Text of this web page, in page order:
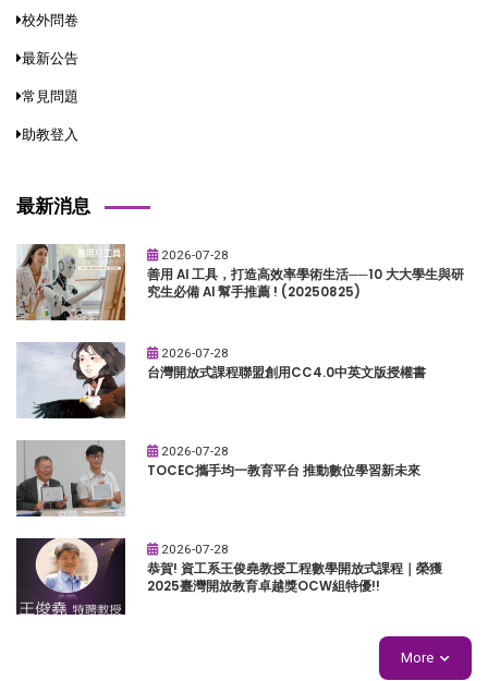
校外問卷
最新公告
常見問題
助教登入
最新消息
2026-07-28
善用 AI 工具，打造高效率學術生活──10 大大學生與研
究生必備 AI 幫手推薦 ! (20250825)
2026-07-28
台灣開放式課程聯盟創用CC4.0中英文版授權書
2026-07-28
TOCEC攜手均一教育平台 推動數位學習新未來
2026-07-28
恭賀! 資工系王俊堯教授工程數學開放式課程｜榮獲
2025臺灣開放教育卓越獎OCW組特優!!
More